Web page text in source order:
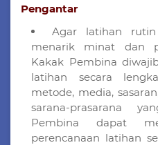
Pengantar
Agar latihan
menarik minat dan
Kakak Pembina
latihan secara
metode, media,
sarana-prasarana
Pembina dapat
perencanaan latihan